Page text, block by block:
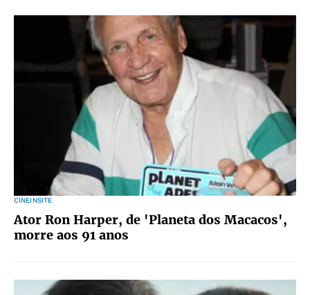
CINEINSITE
Ator Ron Harper, de 'Planeta dos Macacos',
morre aos 91 anos